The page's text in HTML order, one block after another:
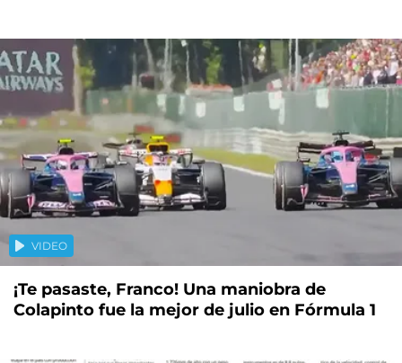
VIDEO
¡Te pasaste, Franco! Una maniobra de
Colapinto fue la mejor de julio en Fórmula 1